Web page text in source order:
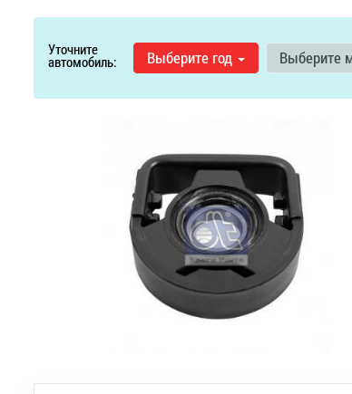
Уточните
автомобиль: Выберите год Выберите